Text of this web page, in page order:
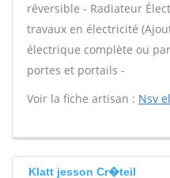
réversible - Radiateur
travaux en électricité
électrique complète ou
portes et portails -
Voir la fiche artisan : Nsv
Klatt jesson Cr�teil